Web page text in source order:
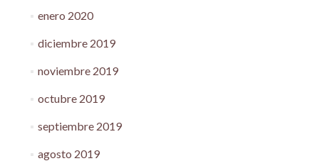
enero 2020
diciembre 2019
noviembre 2019
octubre 2019
septiembre 2019
agosto 2019